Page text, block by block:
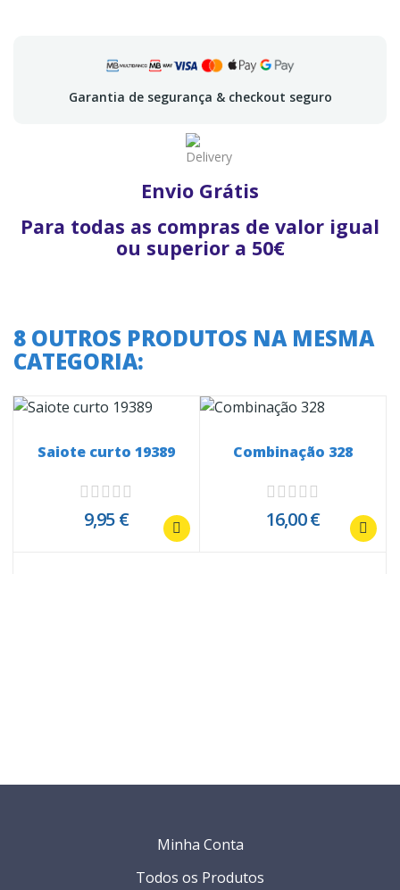
Garantia de segurança & checkout seguro
Envio Grátis
Para todas as compras de valor igual
ou superior a 50€
8 OUTROS PRODUTOS NA MESMA
CATEGORIA:
Saiote curto 19389
9,95 €
Combinação 328
16,00 €
Minha Conta
Todos os Produtos